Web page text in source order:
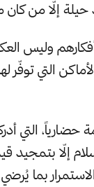
حيلة إلّا من
وليس
التي توفّر
التي
إلّا بتمجيد
بما